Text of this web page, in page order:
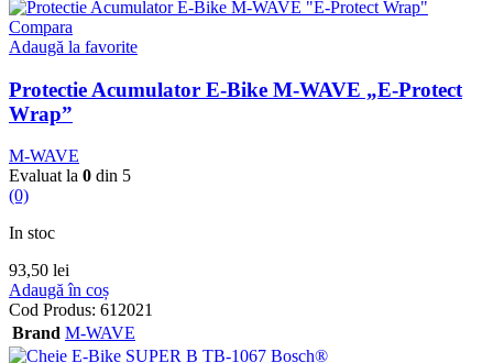
Compara
Adaugă la favorite
Protectie Acumulator E-Bike M-WAVE „E-Protect
Wrap”
M-WAVE
Evaluat la 0 din 5
(0)
In stoc
93,50 lei
Adaugă în coș
Cod Produs: 612021
Brand M-WAVE